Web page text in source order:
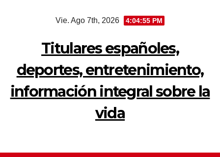
Vie. Ago 7th, 2026 4:04:56 PM
Titulares españoles,
deportes, entretenimiento,
información integral sobre la
vida